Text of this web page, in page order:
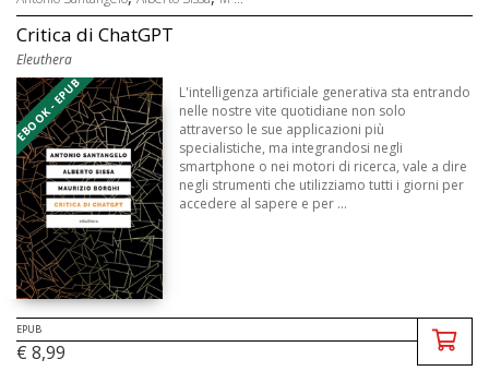
Critica di ChatGPT
Eleuthera
EBOOK - EPUB
L'intelligenza artificiale generativa sta entrando
nelle nostre vite quotidiane non solo
attraverso le sue applicazioni più
specialistiche, ma integrandosi negli
smartphone o nei motori di ricerca, vale a dire
negli strumenti che utilizziamo tutti i giorni per
accedere al sapere e per ...
EPUB
€ 8,99